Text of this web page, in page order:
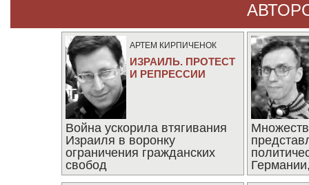
АРТЕМ КИРПИЧЕНОК
ИЗРАИЛЬ. ПРОТЕСТ
И РЕПРЕССИИ
Война ускорила втягивания
Израиля в воронку
ограничения гражданских
свобод